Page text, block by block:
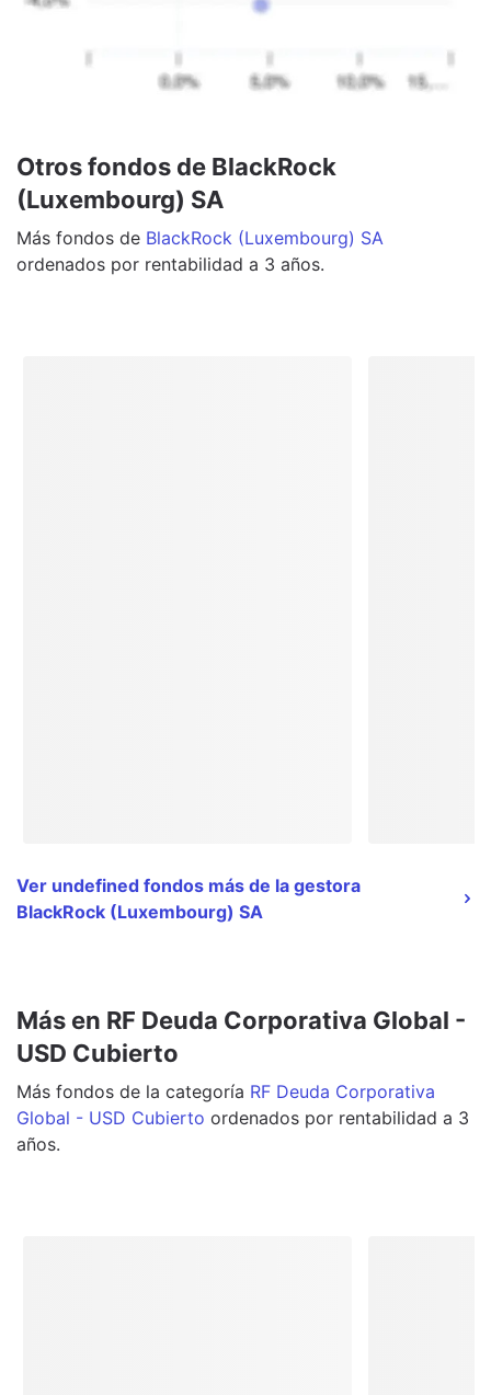
Otros fondos de BlackRock
(Luxembourg) SA
Más fondos de BlackRock (Luxembourg) SA
ordenados por rentabilidad a 3 años.
Ver undefined fondos más de la gestora
BlackRock (Luxembourg) SA
Más en RF Deuda Corporativa Global -
USD Cubierto
Más fondos de la categoría RF Deuda Corporativa
Global - USD Cubierto ordenados por rentabilidad a 3
años.